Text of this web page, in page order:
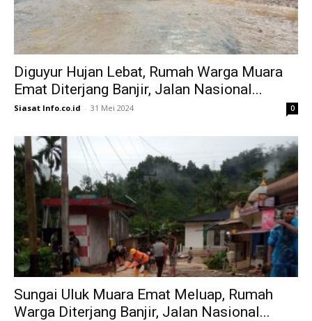
Diguyur Hujan Lebat, Rumah Warga Muara
Emat Diterjang Banjir, Jalan Nasional...
Siasat Info.co.id - 31 Mei 2024 0
Sungai Uluk Muara Emat Meluap, Rumah
Warga Diterjang Banjir, Jalan Nasional...